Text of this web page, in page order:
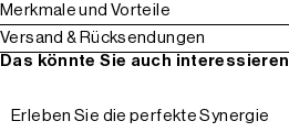
Merkmale und Vorteile
Versand & Rücksendungen
Das könnte Sie auch interessieren
Erleben Sie die perfekte Synergie